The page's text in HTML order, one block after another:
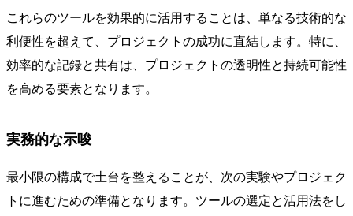
これらのツールを効果的に活用することは、単なる技術的な
利便性を超えて、プロジェクトの成功に直結します。特に、
効率的な記録と共有は、プロジェクトの透明性と持続可能性
を高める要素となります。
実務的な示唆
最小限の構成で土台を整えることが、次の実験やプロジェク
トに進むための準備となります。ツールの選定と活用法をし